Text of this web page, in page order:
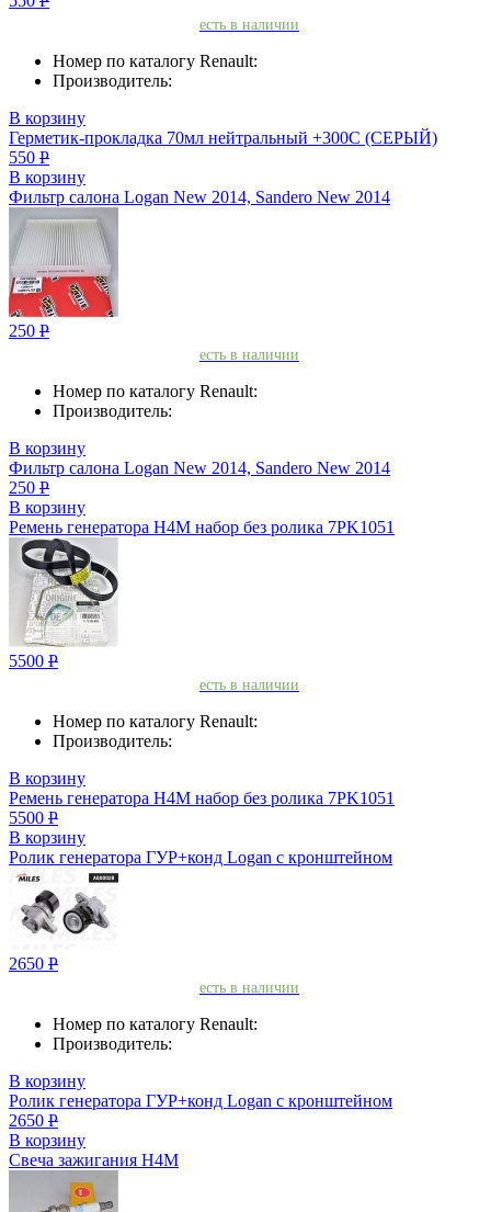
есть в наличии
Номер по каталогу Renault:
Производитель:
В корзину
Герметик-прокладкa 70мл нейтральный +300С (СЕРЫЙ)
550 Р
В корзину
Фильтр салона Logan New 2014, Sandero New 2014
250 Р
есть в наличии
Номер по каталогу Renault:
Производитель:
В корзину
Фильтр салона Logan New 2014, Sandero New 2014
250 Р
В корзину
Ремень генератора H4M набор без ролика 7PK1051
5500 Р
есть в наличии
Номер по каталогу Renault:
Производитель:
В корзину
Ремень генератора H4M набор без ролика 7PK1051
5500 Р
В корзину
Ролик генератора ГУР+конд Logan с кронштейном
2650 Р
есть в наличии
Номер по каталогу Renault:
Производитель:
В корзину
Ролик генератора ГУР+конд Logan с кронштейном
2650 Р
В корзину
Свеча зажигания H4M